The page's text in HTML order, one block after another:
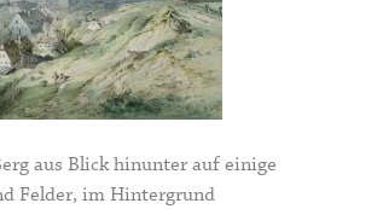
aus Blick hinunter auf einige
Felder, im Hintergrund